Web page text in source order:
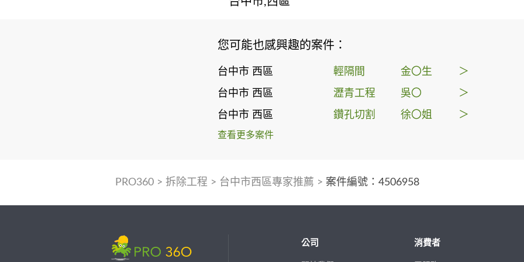
您可能也感興趣的案件：
台中市 西區 輕隔間 金〇生 ＞
台中市 西區 瀝青工程 吳〇 ＞
台中市 西區 鑽孔切割 徐〇姐 ＞
查看更多案件
PRO360> 拆除工程 > 台中市西區專家推薦 > 案件編號：4506958
公司 消費者